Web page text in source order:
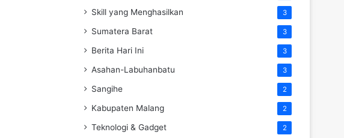
Skill yang Menghasilkan 3
Sumatera Barat 3
Berita Hari Ini 3
Asahan-Labuhanbatu 3
Sangihe 2
Kabupaten Malang 2
Teknologi & Gadget 2